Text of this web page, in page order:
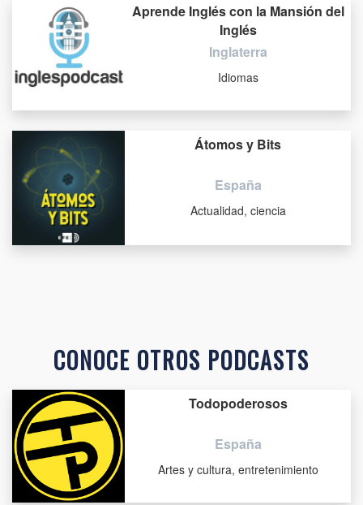
Aprende Inglés con la Mansión del
Inglés
Inglaterra
Idiomas
Átomos y Bits
España
Actualidad, ciencia
CONOCE OTROS PODCASTS
Todopoderosos
España
Artes y cultura, entretenimiento